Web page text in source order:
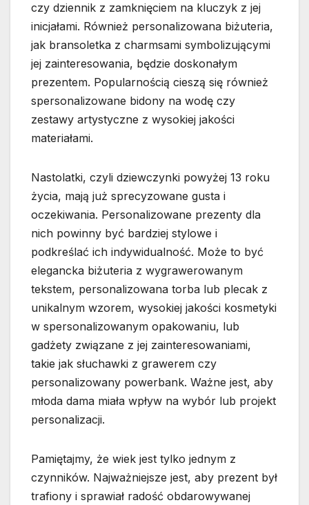
czy dziennik z zamknięciem na kluczyk z jej
inicjałami. Również personalizowana biżuteria,
jak bransoletka z charmsami symbolizującymi
jej zainteresowania, będzie doskonałym
prezentem. Popularnością cieszą się również
spersonalizowane bidony na wodę czy
zestawy artystyczne z wysokiej jakości
materiałami.
Nastolatki, czyli dziewczynki powyżej 13 roku
życia, mają już sprecyzowane gusta i
oczekiwania. Personalizowane prezenty dla
nich powinny być bardziej stylowe i
podkreślać ich indywidualność. Może to być
elegancka biżuteria z wygrawerowanym
tekstem, personalizowana torba lub plecak z
unikalnym wzorem, wysokiej jakości kosmetyki
w spersonalizowanym opakowaniu, lub
gadżety związane z jej zainteresowaniami,
takie jak słuchawki z grawerem czy
personalizowany powerbank. Ważne jest, aby
młoda dama miała wpływ na wybór lub projekt
personalizacji.
Pamiętajmy, że wiek jest tylko jednym z
czynników. Najważniejsze jest, aby prezent był
trafiony i sprawiał radość obdarowywanej